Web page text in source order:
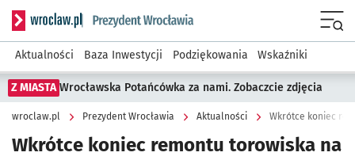
Serwis informacyjny wroclaw.pl podserwis: Prezydent
Aktualności Baza Inwestycji Podziękowania Wskaźniki
Z MIASTA Wrocławska Potańcówka za nami. Zobaczcie zdjęcia
wroclaw.pl Prezydent Wrocławia Aktualności Wkrótce koniec
Wkrótce koniec remontu torowiska na